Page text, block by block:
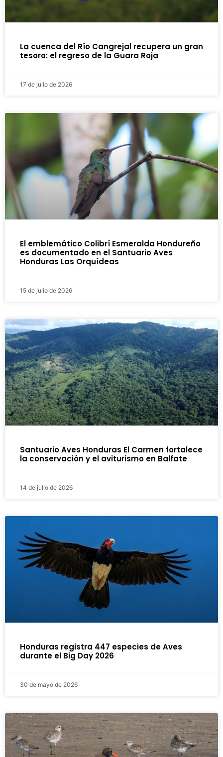
La cuenca del Río Cangrejal recupera un gran
tesoro: el regreso de la Guara Roja
17 de julio de 2026
El emblemático Colibrí Esmeralda Hondureño
es documentado en el Santuario Aves
Honduras Las Orquídeas
15 de julio de 2026
Santuario Aves Honduras El Carmen fortalece
la conservación y el aviturismo en Balfate
14 de julio de 2026
Honduras registra 447 especies de Aves
durante el Big Day 2026
30 de mayo de 2026